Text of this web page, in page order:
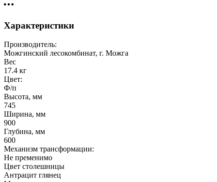
Характеристики
Производитель:
Можгинский лесокомбинат, г. Можга
Вес
17.4 кг
Цвет:
Ф/п
Высота, мм
745
Ширина, мм
900
Глубина, мм
600
Механизм трансформации:
Не пременимо
Цвет столешницы
Антрацит глянец